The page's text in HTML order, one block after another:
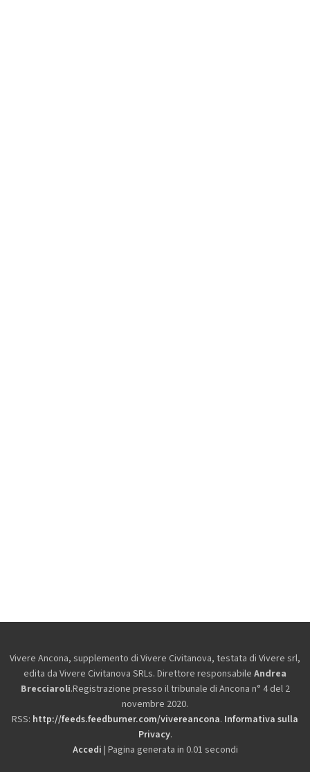
Vivere Ancona, supplemento di Vivere Civitanova, testata di Vivere srl,
edita da Vivere Civitanova SRLs. Direttore responsabile Andrea
Brecciaroli.Registrazione presso il tribunale di Ancona n° 4 del 2
novembre 2020.
RSS: http://feeds.feedburner.com/vivereancona. Informativa sulla
Privacy.
Accedi | Pagina generata in 0.01 secondi